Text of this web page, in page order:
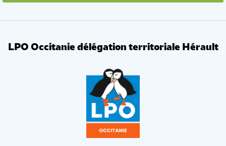
LPO Occitanie délégation territoriale Hérault